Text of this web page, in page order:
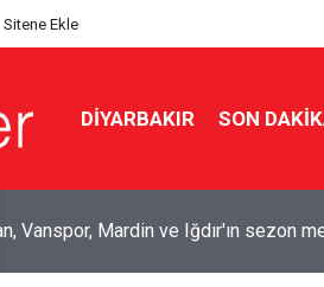
Sitene Ekle
DIYARBAKIR SON
baraj gölünde kadın cesedi